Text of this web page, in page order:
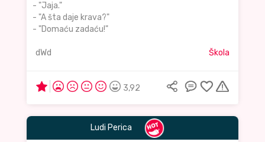
- "Jaja."
- "A šta daje krava?"
- "Domaću zadaću!"
dWd Škola
3,92
Ludi Perica